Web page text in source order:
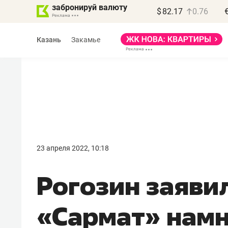
забронируй валюту $ 82.17 0.76
Казань Закамье
23 апреля 2022, 10:18
Рогозин
«Сармат»
правил, бизнес может
потерять минимум